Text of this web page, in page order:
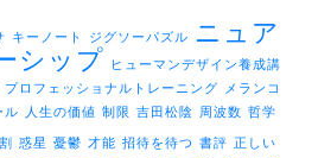
キーノート ジグソーパズル
ニュア
シップ
ヒューマンデザイン養成講
プロフェッショナルトレーニング メランコ
ル 人生の価値 制限 吉田松陰 周波数 哲学
惑星 憂鬱 才能 招待を待つ 書評 正しい